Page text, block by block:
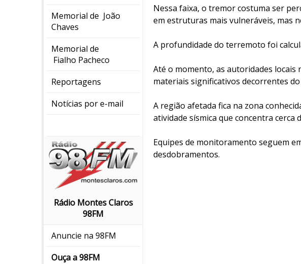
Memorial de João
Chaves
Memorial de
Fialho Pacheco
Reportagens
Notícias por e-mail
Rádio Montes Claros
98FM
Anuncie na 98FM
Ouça a 98FM
Nessa faixa, o tremor costuma ser
em estruturas mais vulneráveis, mas
A profundidade do terremoto foi
Até o momento, as autoridades
materiais significativos decorrentes
A região afetada fica na zona
atividade sísmica que concentra
Equipes de monitoramento seguem
desdobramentos.